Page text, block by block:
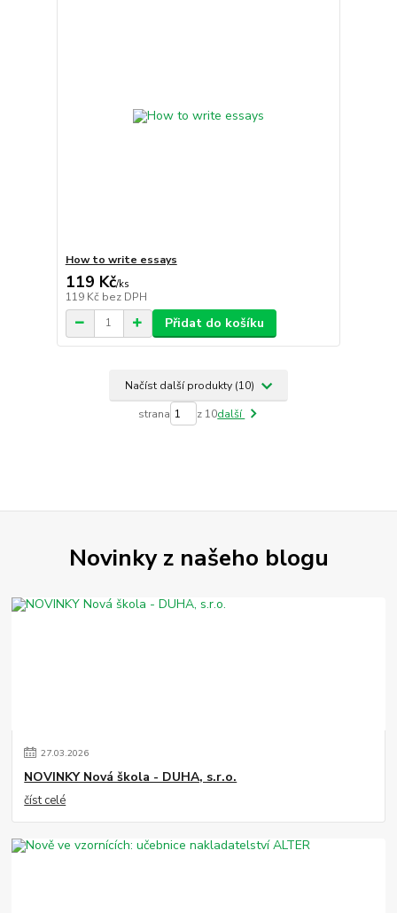
How to write essays
119 Kč/ks
119 Kč bez DPH
Přidat do košíku
Načíst další produkty (10)
strana z 10další
Novinky z našeho blogu
27.03.2026
NOVINKY Nová škola - DUHA, s.r.o.
číst celé